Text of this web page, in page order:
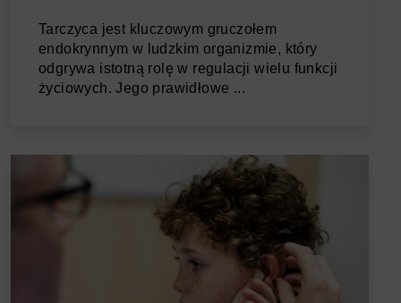
Tarczyca jest kluczowym gruczołem
endokrynnym w ludzkim organizmie, który
odgrywa istotną rolę w regulacji wielu funkcji
życiowych. Jego prawidłowe ...